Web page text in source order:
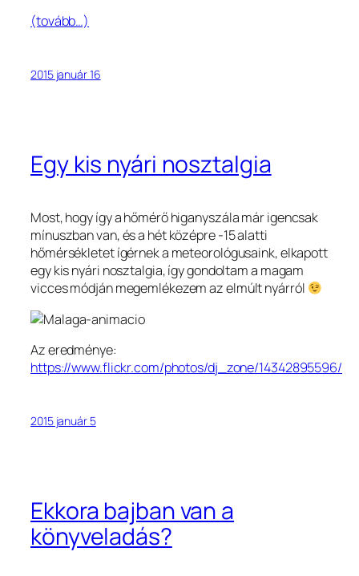
(tovább…)
2015 január 16
Egy kis nyári nosztalgia
Most, hogy így a hőmérő higanyszála már igencsak
mínuszban van, és a hét középre -15 alatti
hőmérsékletet ígérnek a meteorológusaink, elkapott
egy kis nyári nosztalgia, így gondoltam a magam
vicces módján megemlékezem az elmúlt nyárról
Az eredménye:
https://www.flickr.com/photos/dj_zone/14342895596/
2015 január 5
Ekkora bajban van a
könyveladás?